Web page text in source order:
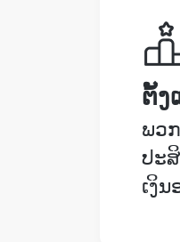
ຕັ້ງ
ພວ
ປະ
ເງິ